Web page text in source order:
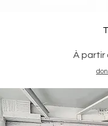
À partir
Prix